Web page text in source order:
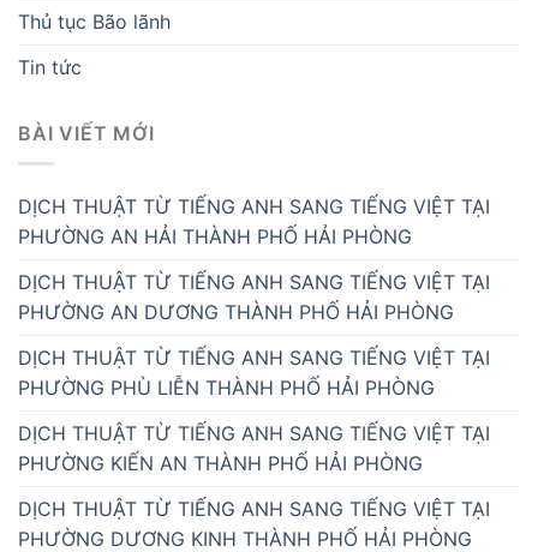
Thủ tục Bão lãnh
Tin tức
BÀI VIẾT MỚI
DỊCH THUẬT TỪ TIẾNG ANH SANG TIẾNG VIỆT TẠI
PHƯỜNG AN HẢI THÀNH PHỐ HẢI PHÒNG
DỊCH THUẬT TỪ TIẾNG ANH SANG TIẾNG VIỆT TẠI
PHƯỜNG AN DƯƠNG THÀNH PHỐ HẢI PHÒNG
DỊCH THUẬT TỪ TIẾNG ANH SANG TIẾNG VIỆT TẠI
PHƯỜNG PHÙ LIỄN THÀNH PHỐ HẢI PHÒNG
DỊCH THUẬT TỪ TIẾNG ANH SANG TIẾNG VIỆT TẠI
PHƯỜNG KIẾN AN THÀNH PHỐ HẢI PHÒNG
DỊCH THUẬT TỪ TIẾNG ANH SANG TIẾNG VIỆT TẠI
PHƯỜNG DƯƠNG KINH THÀNH PHỐ HẢI PHÒNG